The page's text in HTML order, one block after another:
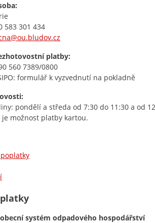
583 301 434
platby:
560 7389/0800
formulář k vyzvednutí na pokladně
pondělí a středa od 7:30 do 11:30 a od
je možnost platby kartou.
systém odpadového hospodářství